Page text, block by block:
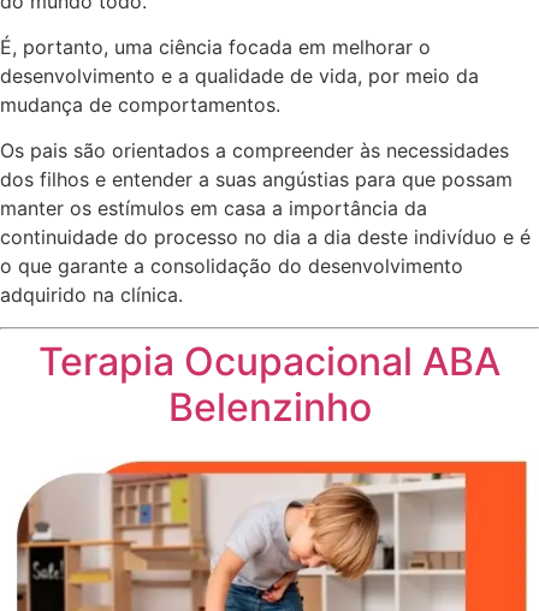
É, portanto, uma ciência focada em melhorar o
desenvolvimento e a qualidade de vida, por meio da
mudança de comportamentos.
Os pais são orientados a compreender às necessidades
dos filhos e entender a suas angústias para que possam
manter os estímulos em casa a importância da
continuidade do processo no dia a dia deste indivíduo e é
o que garante a consolidação do desenvolvimento
adquirido na clínica.
Terapia Ocupacional ABA
Belenzinho